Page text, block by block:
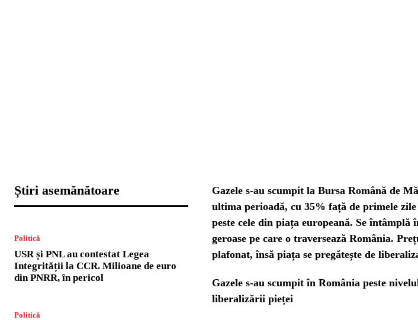
Știri asemănătoare
Politică
USR și PNL au contestat Legea
Integrității la CCR. Milioane de euro
din PNRR, în pericol
Politică
Gazele s-au scumpit la Bursa Română de
ultima perioadă, cu 35% față de primele
peste cele din piața europeană. Se întâmplă
geroase pe care o traversează România.
plafonat, însă piața se pregătește de
Gazele s-au scumpit în România peste
liberalizării pieței